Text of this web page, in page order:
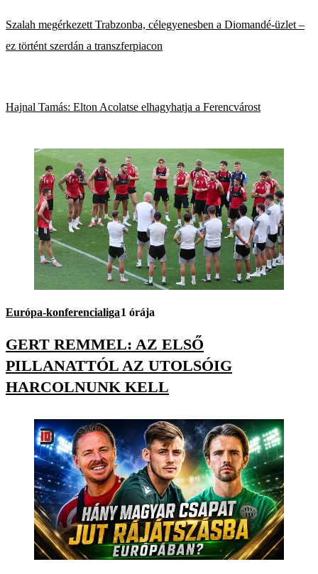
Szalah megérkezett Trabzonba, célegyenesben a Diomandé-üzlet –
ez történt szerdán a transzferpiacon
Hajnal Tamás: Elton Acolatse elhagyhatja a Ferencvárost
Európa-konferencialiga1 órája
GERT REMMEL: AZ ELSŐ
PILLANATTÓL AZ UTOLSÓIG
HARCOLNUNK KELL